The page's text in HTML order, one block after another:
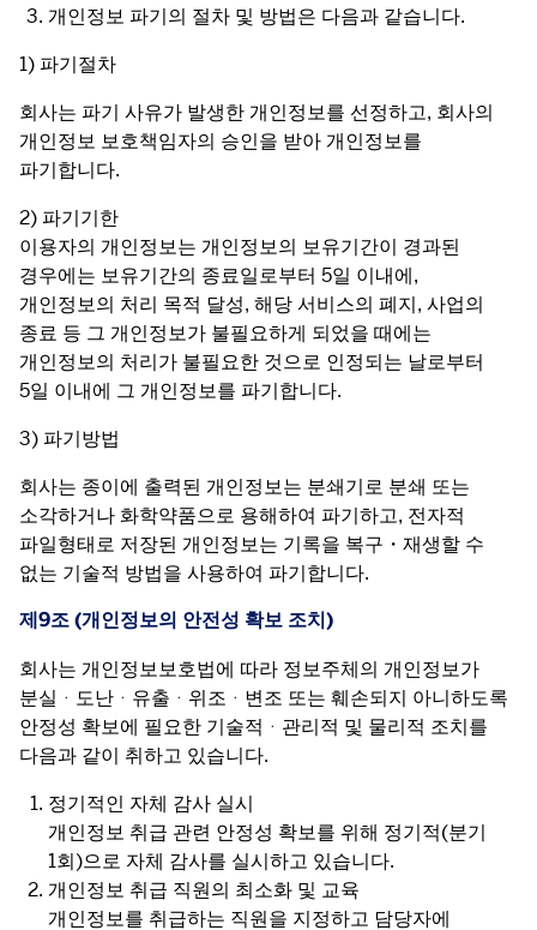
개인정보 파기의 절차 및 방법은 다음과 같습니다.
1) 파기절차
회사는 파기 사유가 발생한 개인정보를 선정하고, 회사의
개인정보 보호책임자의 승인을 받아 개인정보를
파기합니다.
2) 파기기한
이용자의 개인정보는 개인정보의 보유기간이 경과된
경우에는 보유기간의 종료일로부터 5일 이내에,
개인정보의 처리 목적 달성, 해당 서비스의 폐지, 사업의
종료 등 그 개인정보가 불필요하게 되었을 때에는
개인정보의 처리가 불필요한 것으로 인정되는 날로부터
5일 이내에 그 개인정보를 파기합니다.
3) 파기방법
회사는 종이에 출력된 개인정보는 분쇄기로 분쇄 또는
소각하거나 화학약품으로 용해하여 파기하고, 전자적
파일형태로 저장된 개인정보는 기록을 복구・재생할 수
없는 기술적 방법을 사용하여 파기합니다.
제9조 (개인정보의 안전성 확보 조치)
회사는 개인정보보호법에 따라 정보주체의 개인정보가
분실ᆞ도난ᆞ유출ᆞ위조ᆞ변조 또는 훼손되지 아니하도록
안정성 확보에 필요한 기술적ᆞ관리적 및 물리적 조치를
다음과 같이 취하고 있습니다.
정기적인 자체 감사 실시
개인정보 취급 관련 안정성 확보를 위해 정기적(분기
1회)으로 자체 감사를 실시하고 있습니다.
개인정보 취급 직원의 최소화 및 교육
개인정보를 취급하는 직원을 지정하고 담당자에